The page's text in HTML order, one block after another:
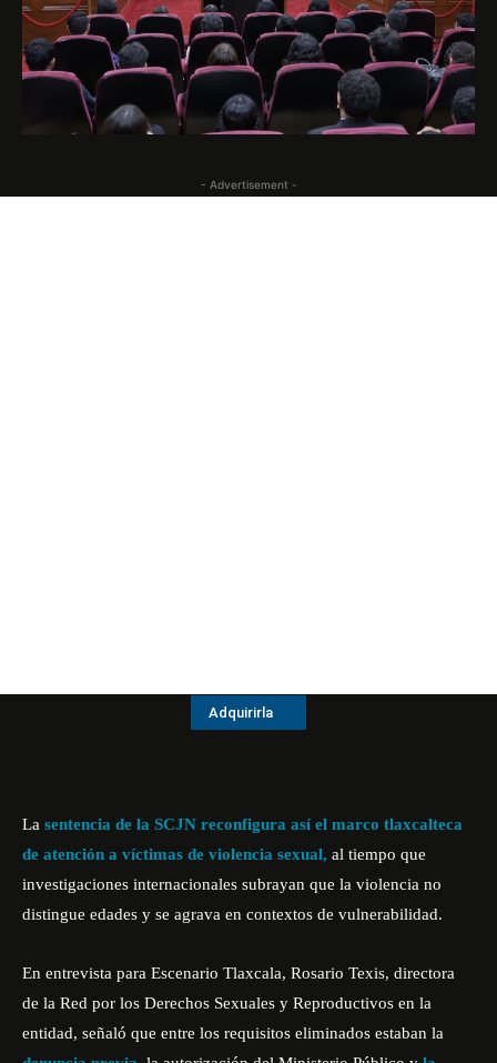
- Advertisement -
Adquirirla
La sentencia de la SCJN reconfigura así el marco tlaxcalteca
de atención a víctimas de violencia sexual, al tiempo que
investigaciones internacionales subrayan que la violencia no
distingue edades y se agrava en contextos de vulnerabilidad.
En entrevista para Escenario Tlaxcala, Rosario Texis, directora
de la Red por los Derechos Sexuales y Reproductivos en la
entidad, señaló que entre los requisitos eliminados estaban la